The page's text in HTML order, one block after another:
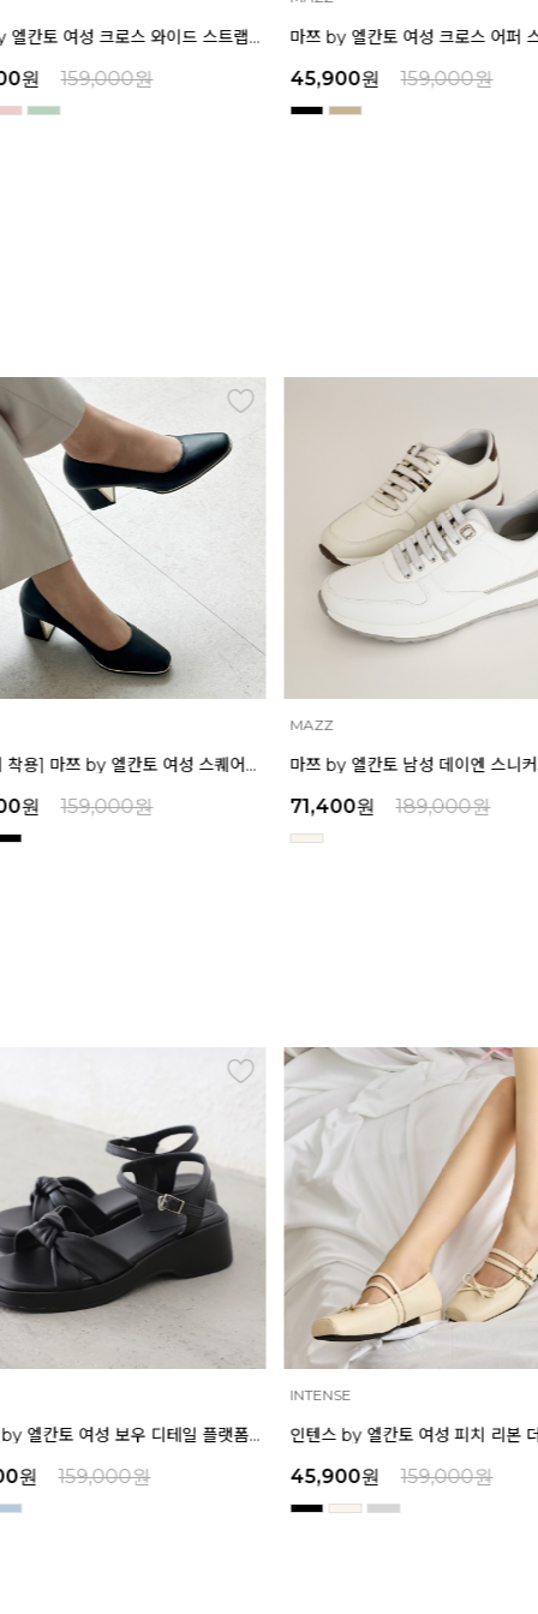
마쯔 by 엘칸토 여성 크로스 와이드 스트랩 컴포트 샌들 3.5cm LCWW27M626
원 159,000원 45,900원 159,000원
[박신혜 착용] 마쯔 by 엘칸토 여성 스퀘어 쉐입 펌프스 6cm LCWD11M313
원 159,000원
MAZZ
71,400원 189,000원
인텐스 by 엘칸토 여성 보우 디테일 플랫폼 샌들 5cm LCWW45I626
원 159,000원
INTENSE
45,900원 159,000원